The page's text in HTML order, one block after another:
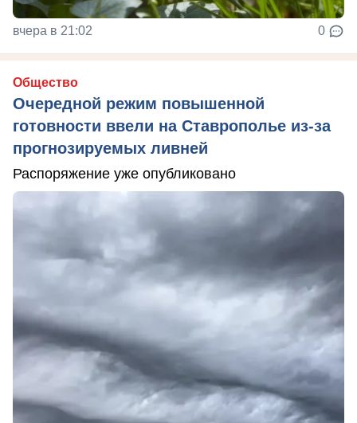
вчера в 21:02 0
Общество
Очередной режим повышенной
готовности ввели на Ставрополье из-за
прогнозируемых ливней
Распоряжение уже опубликовано